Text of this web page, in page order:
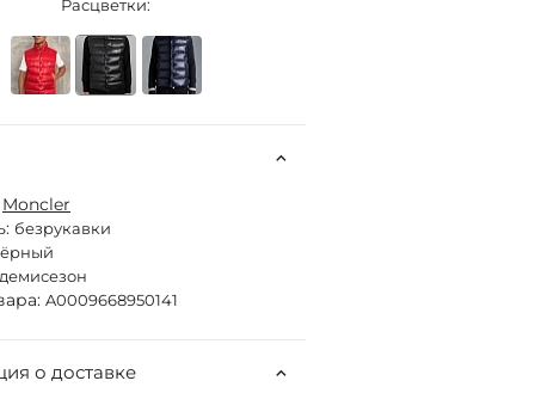
Расцветки:
Moncler
безрукавки
демисезон
A0009668950141
о доставке